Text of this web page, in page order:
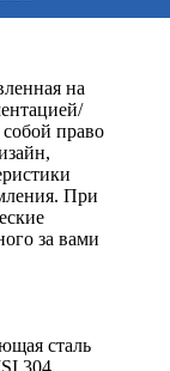
на
собой право
При
за вами
сталь
304